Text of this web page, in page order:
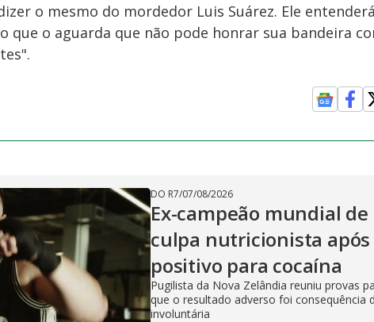
o mesmo do mordedor Luis Suárez. Ele
que o aguarda que não pode honrar sua bandeira
DO R7/07/08/2026
Ex-campeão mundial de
culpa nutricionista
positivo para cocaína
Pugilista da Nova Zelândia reuniu provas
que o resultado adverso foi consequência
involuntária